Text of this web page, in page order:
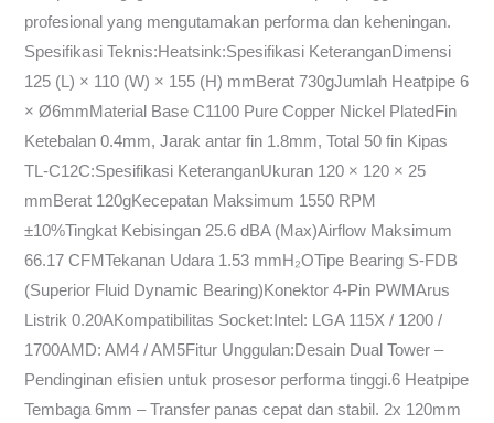
profesional yang mengutamakan performa dan keheningan.️
Spesifikasi Teknis:Heatsink:Spesifikasi KeteranganDimensi
125 (L) × 110 (W) × 155 (H) mmBerat 730gJumlah Heatpipe 6
× Ø6mmMaterial Base C1100 Pure Copper Nickel PlatedFin
Ketebalan 0.4mm, Jarak antar fin 1.8mm, Total 50 fin️ Kipas
TL-C12C:Spesifikasi KeteranganUkuran 120 × 120 × 25
mmBerat 120gKecepatan Maksimum 1550 RPM
±10%Tingkat Kebisingan 25.6 dBA (Max)Airflow Maksimum
66.17 CFMTekanan Udara 1.53 mmH₂OTipe Bearing S-FDB
(Superior Fluid Dynamic Bearing)Konektor 4-Pin PWMArus
Listrik 0.20AKompatibilitas Socket:Intel: LGA 115X / 1200 /
1700AMD: AM4 / AM5Fitur Unggulan:Desain Dual Tower –
Pendinginan efisien untuk prosesor performa tinggi.6 Heatpipe
Tembaga 6mm – Transfer panas cepat dan stabil.️ 2x 120mm